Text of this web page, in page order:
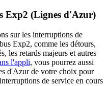
Exp2 (Lignes d'Azur)
sur les interruptions de
Exp2, comme les détours,
les retards majeurs et autres
l'appli, vous pourrez aussi
d'Azur de votre choix pour
de service en cours